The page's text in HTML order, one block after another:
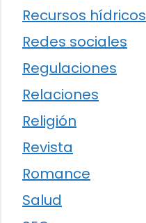
Recursos hídricos
Redes sociales
Regulaciones
Relaciones
Religión
Revista
Romance
Salud